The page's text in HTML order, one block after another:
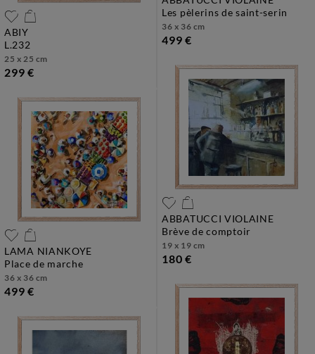
ABIY
l.232
25 x 25 cm
299 €
les pèlerins de saint-serin
36 x 36 cm
499 €
LAMA NIANKOYE
place de marche
36 x 36 cm
499 €
ABBATUCCI VIOLAINE
brève de comptoir
19 x 19 cm
180 €